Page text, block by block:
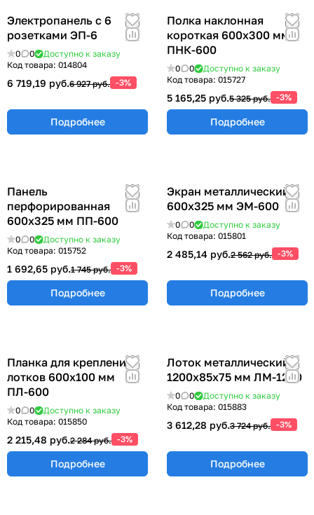
Электропанель с 6
розетками ЭП-6
0 0
Доступно к заказу
Код товара: 014804
6 719,19 руб.6 927 руб. -3%
Подробнее
Полка наклонная
короткая 600х300 мм
ПНК-600
0 0
Доступно к заказу
Код товара: 015727
5 165,25 руб.5 325 руб. -3%
Подробнее
Панель
перфорированная
600х325 мм ПП-600
0 0
Доступно к заказу
Код товара: 015752
1 692,65 руб.1 745 руб. -3%
Подробнее
Экран металлический
600х325 мм ЭМ-600
0 0
Доступно к заказу
Код товара: 015801
2 485,14 руб.2 562 руб. -3%
Подробнее
Планка для крепления
лотков 600х100 мм
ПЛ-600
0 0
Доступно к заказу
Код товара: 015850
2 215,48 руб.2 284 руб. -3%
Подробнее
Лоток металлический
1200х85х75 мм ЛМ-1200
0 0
Доступно к заказу
Код товара: 015883
3 612,28 руб.3 724 руб. -3%
Подробнее